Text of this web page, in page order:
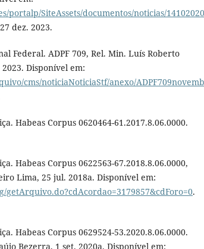
portalp/SiteAssets/documentos/noticias/
dez. 2023.
Federal. ADPF 709, Rel. Min. Luís Roberto
Disponível em:
cms/noticiaNoticiaStf/anexo/
Habeas Corpus 0620464-61.2017.8.06.0000.
Habeas Corpus 0622563-67.2018.8.06.0000,
Lima, 25 jul. 2018a. Disponível em:
getArquivo.do?cdAcordao=3179857&cdForo=0.
Habeas Corpus 0629524-53.2020.8.06.0000.
Bezerra, 1 set. 2020a. Disponível em: